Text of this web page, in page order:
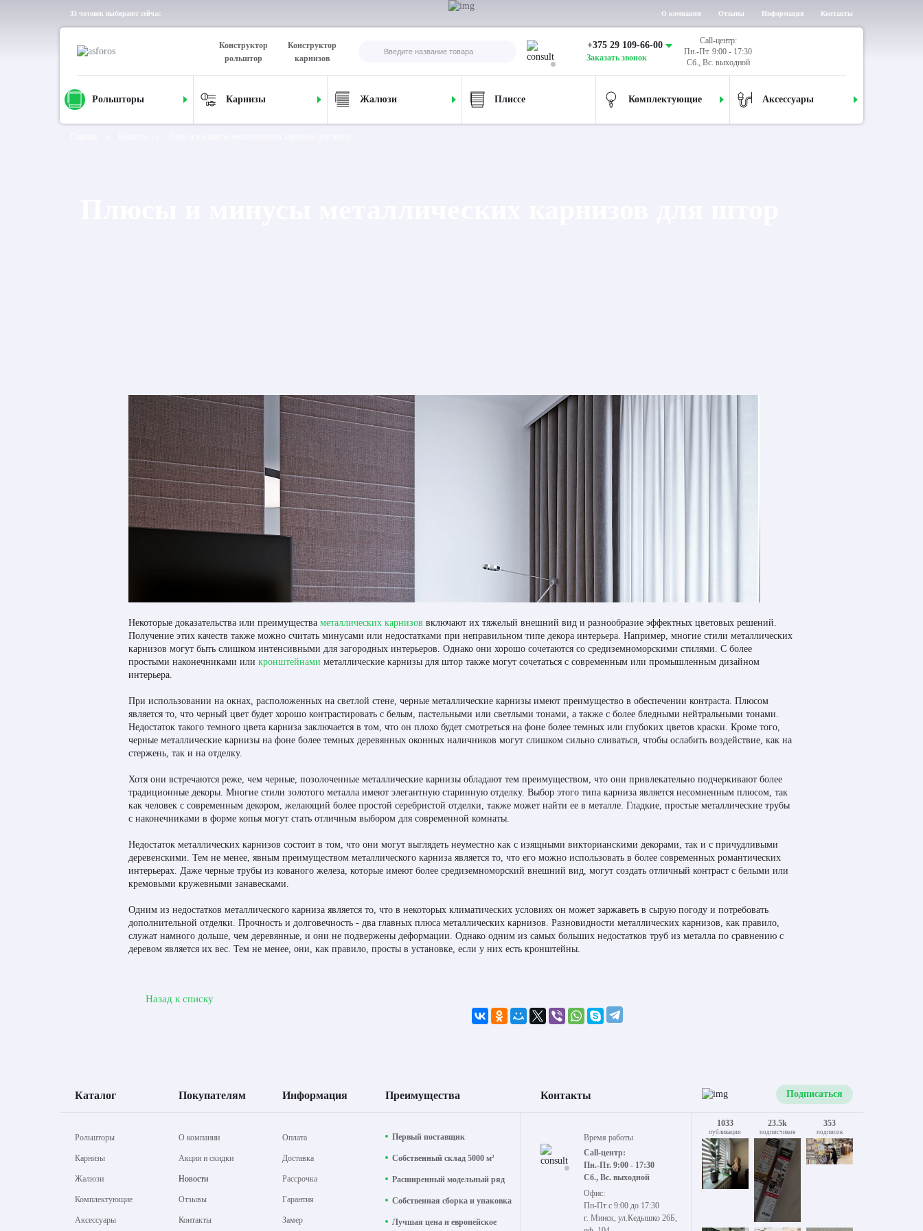
33 человек выбирают сейчас О компании Отзывы Информация Контакты
Конструктор
рольштор
Конструктор
карнизов
+375 29 109-66-00
Заказать звонок
Call-центр:
Пн.-Пт. 9:00 - 17:30
Сб., Вс. выходной
Рольшторы Карнизы Жалюзи Плиссе Комплектующие Аксессуары
Некоторые доказательства или преимущества металлических карнизов включают их тяжелый внешний вид и разнообразие эффектных цветовых решений.
Получение этих качеств также можно считать минусами или недостатками при неправильном типе декора интерьера. Например, многие стили металлических
карнизов могут быть слишком интенсивными для загородных интерьеров. Однако они хорошо сочетаются со средиземноморскими стилями. С более
простыми наконечниками или кронштейнами металлические карнизы для штор также могут сочетаться с современным или промышленным дизайном
интерьера.
При использовании на окнах, расположенных на светлой стене, черные металлические карнизы имеют преимущество в обеспечении контраста. Плюсом
является то, что черный цвет будет хорошо контрастировать с белым, пастельными или светлыми тонами, а также с более бледными нейтральными тонами.
Недостаток такого темного цвета карниза заключается в том, что он плохо будет смотреться на фоне более темных или глубоких цветов краски. Кроме того,
черные металлические карнизы на фоне более темных деревянных оконных наличников могут слишком сильно сливаться, чтобы ослабить воздействие, как на
стержень, так и на отделку.
Хотя они встречаются реже, чем черные, позолоченные металлические карнизы обладают тем преимуществом, что они привлекательно подчеркивают более
традиционные декоры. Многие стили золотого металла имеют элегантную старинную отделку. Выбор этого типа карниза является несомненным плюсом, так
как человек с современным декором, желающий более простой серебристой отделки, также может найти ее в металле. Гладкие, простые металлические трубы
с наконечниками в форме копья могут стать отличным выбором для современной комнаты.
Недостаток металлических карнизов состоит в том, что они могут выглядеть неуместно как с изящными викторианскими декорами, так и с причудливыми
деревенскими. Тем не менее, явным преимуществом металлического карниза является то, что его можно использовать в более современных романтических
интерьерах. Даже черные трубы из кованого железа, которые имеют более средиземноморский внешний вид, могут создать отличный контраст с белыми или
кремовыми кружевными занавесками.
Одним из недостатков металлического карниза является то, что в некоторых климатических условиях он может заржаветь в сырую погоду и потребовать
дополнительной отделки. Прочность и долговечность - два главных плюса металлических карнизов. Разновидности металлических карнизов, как правило,
служат намного дольше, чем деревянные, и они не подвержены деформации. Однако одним из самых больших недостатков труб из металла по сравнению с
деревом является их вес. Тем не менее, они, как правило, просты в установке, если у них есть кронштейны.
Назад к списку
Каталог Покупателям Информация Преимущества
Рольшторы
Карнизы
Жалюзи
Комплектующие
Аксессуары
О компании
Акции и скидки
Новости
Отзывы
Контакты
Оплата
Доставка
Рассрочка
Гарантия
Замер
Первый поставщик
Собственный склад 5000 м²
Расширенный модельный ряд
Собственная сборка и упаковка
Лучшая цена и европейское
Контакты
Время работы
Call-центр:
Пн.-Пт. 9:00 - 17:30
Сб., Вс. выходной
Офис:
Пн-Пт с 9:00 до 17:30
г. Минск, ул.Кедышко 26Б,
Подписаться
1033
публикации
23.5k
подписчиков
353
подписок